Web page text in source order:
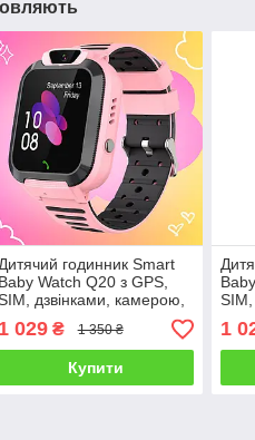
годинник Smart
Baby Watch Q20 з GPS,
дзвінками, камерою,
SOS, IP67, чатом і
сенсорним екраном
1 029₴ 1 350 ₴
Купити
1